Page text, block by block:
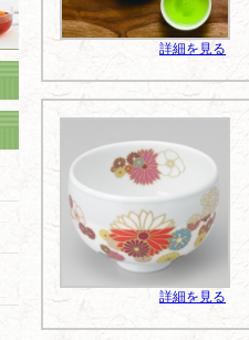
詳細を見る
詳細を見る